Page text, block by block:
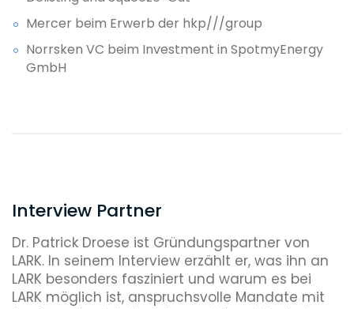
Mercer beim Erwerb der hkp///group
Norrsken VC beim Investment in SpotmyEnergy
GmbH
Interview Partner
Dr. Patrick Droese ist Gründungspartner von
LARK. In seinem Interview erzählt er, was ihn an
LARK besonders fasziniert und warum es bei
LARK möglich ist, anspruchsvolle Mandate mit